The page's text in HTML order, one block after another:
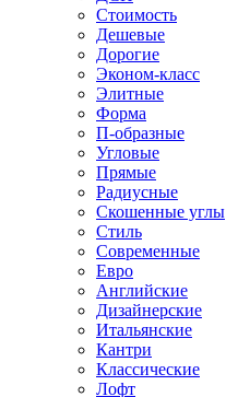
Стоимость
Дешевые
Дорогие
Эконом-класс
Элитные
Форма
П-образные
Угловые
Прямые
Радиусные
Скошенные углы
Стиль
Современные
Евро
Английские
Дизайнерские
Итальянские
Кантри
Классические
Лофт